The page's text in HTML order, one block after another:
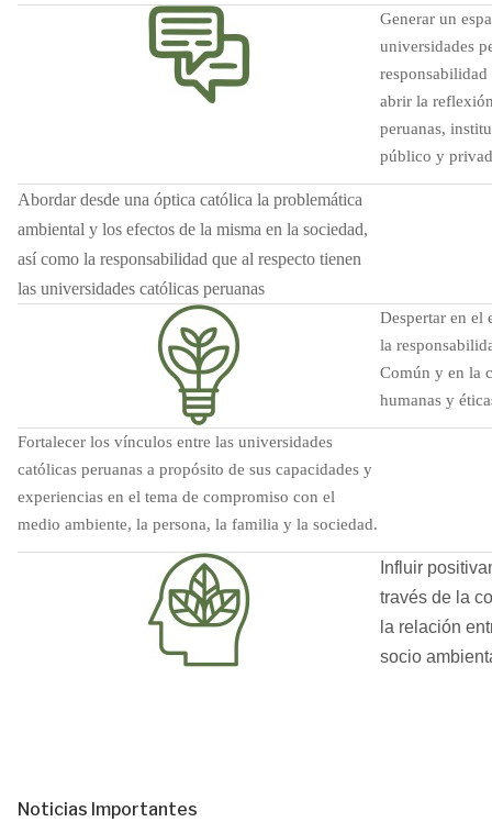
Generar un
universidades
abrir la
peruanas,
público y
Abordar desde una óptica católica la problemática
ambiental y los efectos de la misma en la sociedad,
así como la responsabilidad que al respecto tienen
las universidades católicas peruanas
Despertar en el
la
Común y en la
humanas y
Fortalecer los vínculos entre las universidades
católicas peruanas a propósito de sus capacidades y
experiencias en el tema de compromiso con el
medio ambiente, la persona, la familia y la sociedad.
Influir
través de la
la relación
socio
Noticias Importantes